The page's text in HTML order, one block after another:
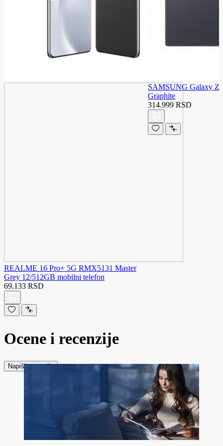
REALME 16 Pro+ 5G RMX5131 Master
Grey 12/512GB mobilni telefon
69.133 RSD
SAMSUNG Galaxy Z
Graphite
314.999 RSD
Ocene i recenzije
Napiši recenziju